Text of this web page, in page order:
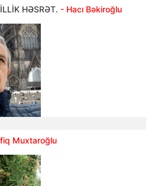
HƏSRƏT. - Hacı Bəkiroğlu
Muxtaroğlu